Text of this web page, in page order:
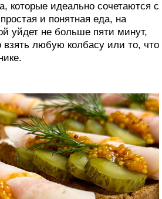
которые идеально сочетаются с
и понятная еда, на
уйдет не больше пяти минут,
взять любую колбасу или то, что